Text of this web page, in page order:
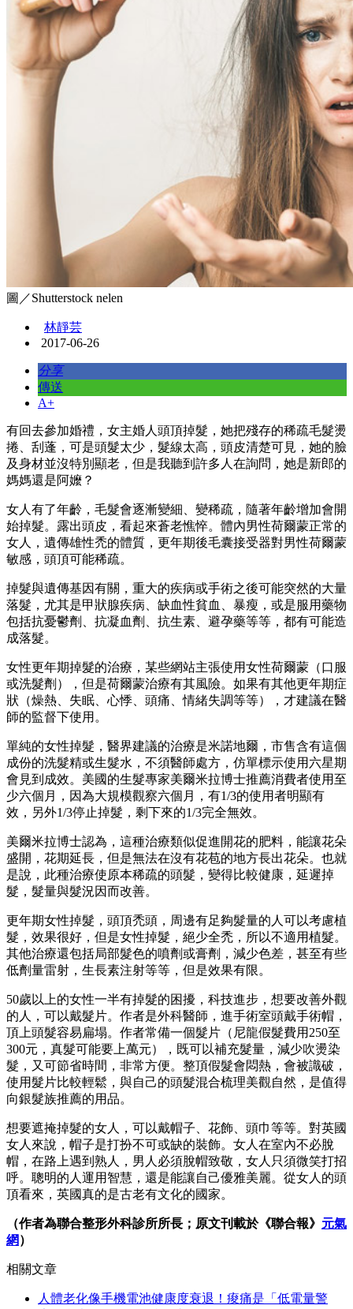
圖／Shutterstock nelen
林靜芸
2017-06-26
分享
傳送
A+
有回去參加婚禮，女主婚人頭頂掉髮，她把殘存的稀疏毛髮燙
捲、刮蓬，可是頭髮太少，髮線太高，頭皮清楚可見，她的臉
及身材並沒特別顯老，但是我聽到許多人在詢問，她是新郎的
媽媽還是阿嬤？
女人有了年齡，毛髮會逐漸變細、變稀疏，隨著年齡增加會開
始掉髮。露出頭皮，看起來蒼老憔悴。體內男性荷爾蒙正常的
女人，遺傳雄性禿的體質，更年期後毛囊接受器對男性荷爾蒙
敏感，頭頂可能稀疏。
掉髮與遺傳基因有關，重大的疾病或手術之後可能突然的大量
落髮，尤其是甲狀腺疾病、缺血性貧血、暴瘦，或是服用藥物
包括抗憂鬱劑、抗凝血劑、抗生素、避孕藥等等，都有可能造
成落髮。
女性更年期掉髮的治療，某些網站主張使用女性荷爾蒙（口服
或洗髮劑），但是荷爾蒙治療有其風險。如果有其他更年期症
狀（燥熱、失眠、心悸、頭痛、情緒失調等等），才建議在醫
師的監督下使用。
單純的女性掉髮，醫界建議的治療是米諾地爾，市售含有這個
成份的洗髮精或生髮水，不須醫師處方，仿單標示使用六星期
會見到成效。美國的生髮專家美爾米拉博士推薦消費者使用至
少六個月，因為大規模觀察六個月，有1/3的使用者明顯有
效，另外1/3停止掉髮，剩下來的1/3完全無效。
美爾米拉博士認為，這種治療類似促進開花的肥料，能讓花朵
盛開，花期延長，但是無法在沒有花苞的地方長出花朵。也就
是說，此種治療使原本稀疏的頭髮，變得比較健康，延遲掉
髮，髮量與髮況因而改善。
更年期女性掉髮，頭頂禿頭，周邊有足夠髮量的人可以考慮植
髮，效果很好，但是女性掉髮，絕少全禿，所以不適用植髮。
其他治療還包括局部髮色的噴劑或膏劑，減少色差，甚至有些
低劑量雷射，生長素注射等等，但是效果有限。
50歲以上的女性一半有掉髮的困擾，科技進步，想要改善外觀
的人，可以戴髮片。作者是外科醫師，進手術室頭戴手術帽，
頂上頭髮容易扁塌。作者常備一個髮片（尼龍假髮費用250至
300元，真髮可能要上萬元），既可以補充髮量，減少吹燙染
髮，又可節省時間，非常方便。整頂假髮會悶熱，會被識破，
使用髮片比較輕鬆，與自己的頭髮混合梳理美觀自然，是值得
向銀髮族推薦的用品。
想要遮掩掉髮的女人，可以戴帽子、花飾、頭巾等等。對英國
女人來說，帽子是打扮不可或缺的裝飾。女人在室內不必脫
帽，在路上遇到熟人，男人必須脫帽致敬，女人只須微笑打招
呼。聰明的人運用智慧，還是能讓自己優雅美麗。從女人的頭
頂看來，英國真的是古老有文化的國家。
（作者為聯合整形外科診所所長；原文刊載於《聯合報》 元氣
網 ）
相關文章
人體老化像手機電池健康度衰退！痠痛是「低電量警